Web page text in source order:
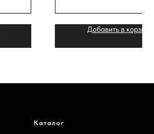
Добавить в корзину
Каталог